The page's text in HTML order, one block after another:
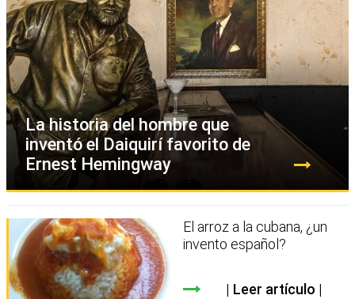
La historia del hombre que
inventó el Daiquirí favorito de
Ernest Hemingway
El arroz a la cubana, ¿un
invento español?
Leer artículo